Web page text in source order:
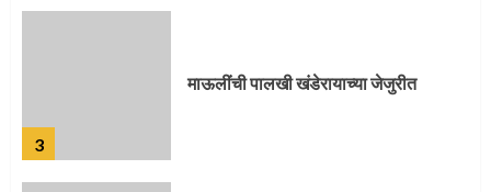
4
पालखी सोहळ्याने ओलांडला दिवे घाट